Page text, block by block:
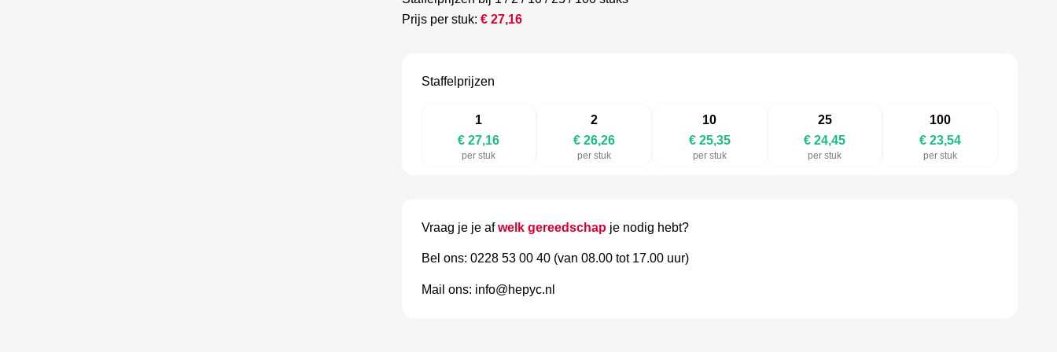
Prijs per stuk: € 27,16
Staffelprijzen
1
€ 27,16
per stuk
2
€ 26,26
per stuk
10
€ 25,35
per stuk
25
€ 24,45
per stuk
100
€ 23,54
per stuk
Vraag je je afwelk gereedschapje nodig hebt?
Bel ons: 0228 53 00 40 (van 08.00 tot 17.00 uur)
Mail ons: info@hepyc.nl